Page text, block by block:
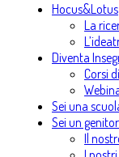
Hocus&Lotus
La
Diventa
Corsi
Sei una
Sei un
Il